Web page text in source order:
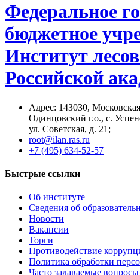
Федеральное
бюджетное
Институт
Российской
Адрес: 14З0З0,
Одинцовский г.о., с.
ул. Советская, д. 21;
root@ilan.ras.ru
+7 (495) 634-52-57
Быстрые ссылки
Об институте
Сведения об
Новости
Вакансии
Торги
Противодействие
Политика обработки
Часто задаваемые вопросы